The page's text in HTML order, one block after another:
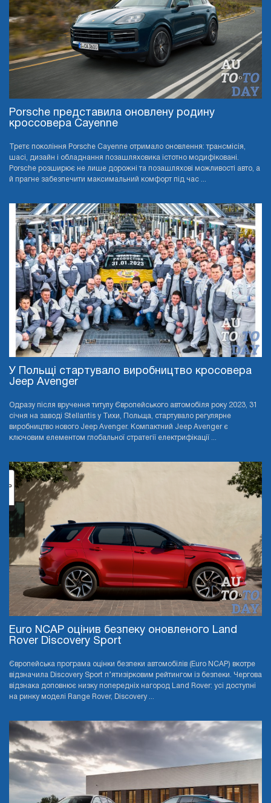
Porsche представила оновлену родину
кроссовера Cayenne
Третє покоління Porsche Cayenne отримало оновлення: трансмісія,
шасі, дизайн і обладнання позашляховика істотно модифіковані.
Porsche розширює не лише дорожні та позашляхові можливості авто, а
й прагне забезпечити максимальний комфорт під час ...
У Польщі стартувало виробництво кросовера
Jeep Avenger
Одразу після вручення титулу Європейського автомобіля року 2023, 31
січня на заводі Stellantis у Тихи, Польща, стартувало регулярне
виробництво нового Jeep Avenger. Компактний Jeep Avenger є
ключовим елементом глобальної стратегії електрифікації ...
Euro NCAP оцінив безпеку оновленого Land
Rover Discovery Sport
Європейська програма оцінки безпеки автомобілів (Euro NCAP) вкотре
відзначила Discovery Sport п’ятизірковим рейтингом із безпеки. Чергова
відзнака доповнює низку попередніх нагород Land Rover: усі доступні
на ринку моделі Range Rover, Discovery ...